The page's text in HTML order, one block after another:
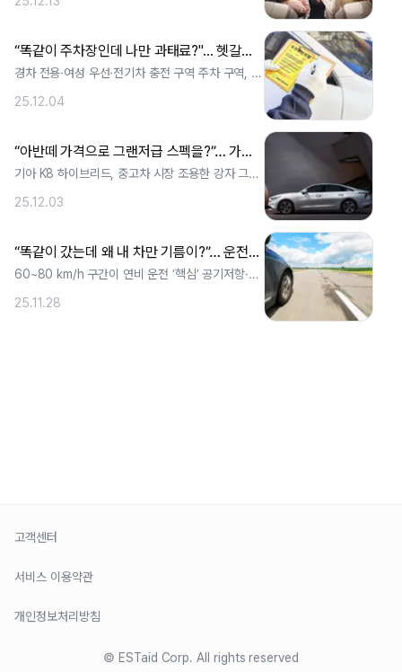
“똑같이 주차장인데 나만 과태료?"... 헷갈리는 '주차 구역', 과태료 피하려면 알아야 하는 '이것'
경차 전용·여성 우선·전기차 충전 구역 주차 구역, 기
25.12.04
“아반떼 가격으로 그랜저급 스펙을?”… 가격·공간·연비 다 잡은 '2천만 원대' 국산 세단
기아 K8 하이브리드, 중고차 시장 조용한 강자 그랜
25.12.03
“똑같이 갔는데 왜 내 차만 기름이?”… 운전자 대부분이 모르는 연비 지키는 ‘황금 속도’
60~80 km/h 구간이 연비 운전 ‘핵심’ 공기저항·엔
25.11.28
고객센터
서비스 이용약관
개인정보처리방침
© ESTaid Corp. All rights reserved